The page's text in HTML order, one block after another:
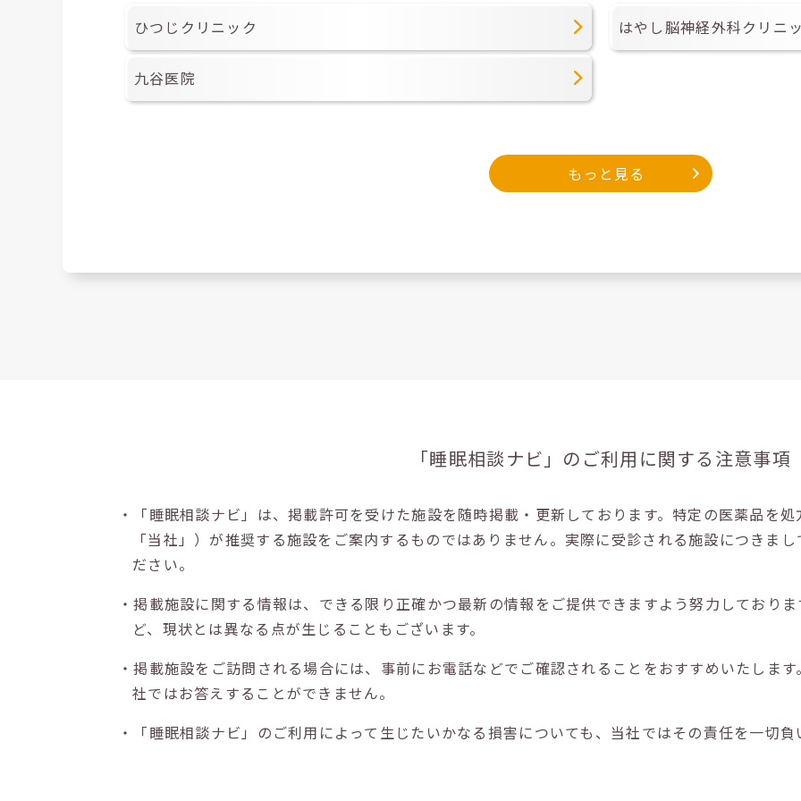
ひつじクリニック はやし脳神経外科クリニ
九谷医院
もっと見る
「睡眠相談ナビ」の ご利用に関する注意事項
・「睡眠相談ナビ」は、掲載許可を受けた施設を随時掲載・更新しております。特定の医薬品を
「当社」）が推奨する施設をご案内するものではありません。実際に受診される施設につきま
ださい。
・掲載施設に関する情報は、できる限り正確かつ最新の情報をご提供できますよう努力しており
ど、現状とは異なる点が生じることもございます。
・掲載施設をご訪問される場合には、事前にお電話などでご確認されることをおすすめいたしま
社ではお答えすることができません。
・「睡眠相談ナビ」のご利用によって生じたいかなる損害についても、当社ではその責任を一切